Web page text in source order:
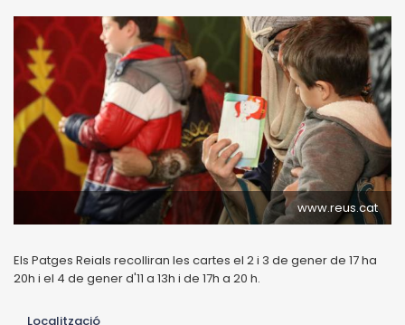
www.reus.cat
Els Patges Reials recolliran les cartes el 2 i 3 de gener de 17 ha
20h i el 4 de gener d'11 a 13h i de 17h a 20 h.
Localització